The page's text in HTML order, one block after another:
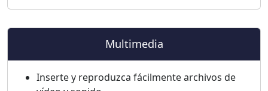
Multimedia
Inserte y reproduzca fácilmente archivos de